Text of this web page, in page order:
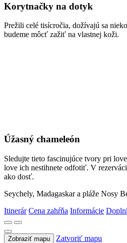
Korytnačky na dotyk
Prežili celé tisícročia, dožívajú sa
budeme môcť zažiť na vlastnej koži.
Úžasný chameleón
Sledujte tieto fascinujúce tvory pri
love ich nestihnete odfotiť. V
ako dosť.
Seychely, Madagaskar a pláže Nosy
Itinerár Cena zahŕňa Informácie
Zobraziť mapu
Zatvoriť mapu